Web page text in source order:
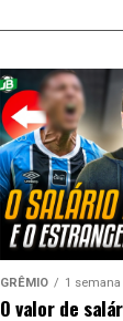
GRÊMIO 1 semana
O valor de